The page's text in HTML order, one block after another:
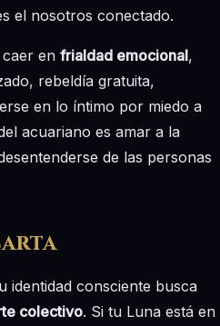
el nosotros conectado.
en frialdad emocional,
rebeldía gratuita,
en lo íntimo por miedo a
acuariano es amar a la
de las personas
identidad consciente busca
colectivo. Si tu Luna está en